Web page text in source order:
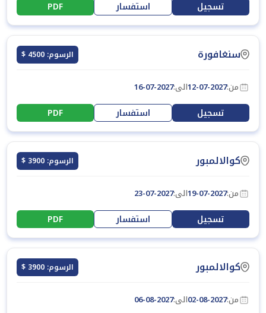
تسجيل استفسار PDF
سنغافورة الرسوم: 4500 $
من:12-07-2027الى:16-07-2027
تسجيل استفسار PDF
كوالالمبور الرسوم: 3900 $
من:19-07-2027الى:23-07-2027
تسجيل استفسار PDF
كوالالمبور الرسوم: 3900 $
من:02-08-2027الى:06-08-2027